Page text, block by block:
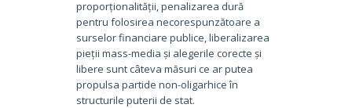
proporționalității, penalizarea dură
pentru folosirea necorespunzătoare a
surselor financiare publice, liberalizarea
pieții mass-media și alegerile corecte și
libere sunt câteva măsuri ce ar putea
propulsa partide non-oligarhice în
structurile puterii de stat.